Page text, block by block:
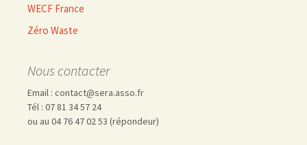
WECF France
Zéro Waste
Nous contacter
Email : contact@sera.asso.fr
Tél : 07 81 34 57 24
ou au 04 76 47 02 53 (répondeur)